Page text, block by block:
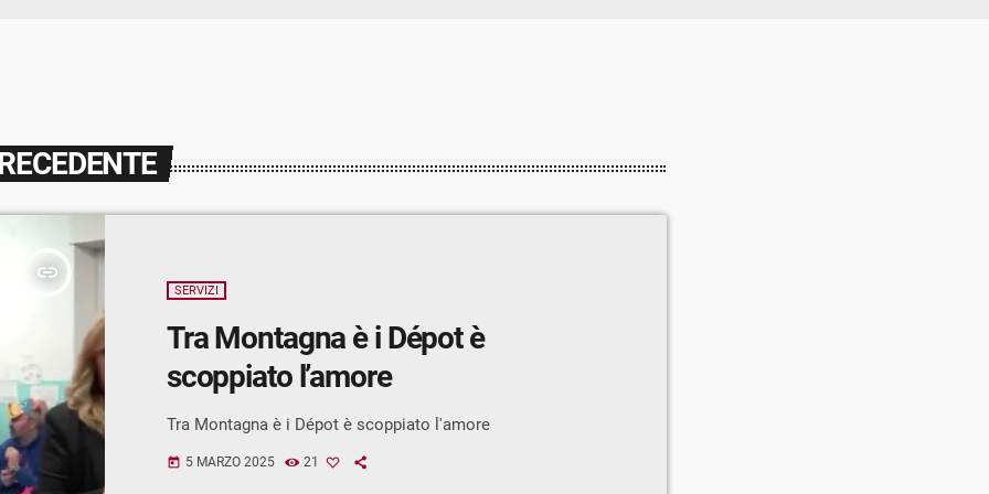
insert_link
SERVIZI
Tra Montagna è i Dépot è
scoppiato l’amore
Tra Montagna è i Dépot è scoppiato l'amore
today 5 MARZO 2025 21